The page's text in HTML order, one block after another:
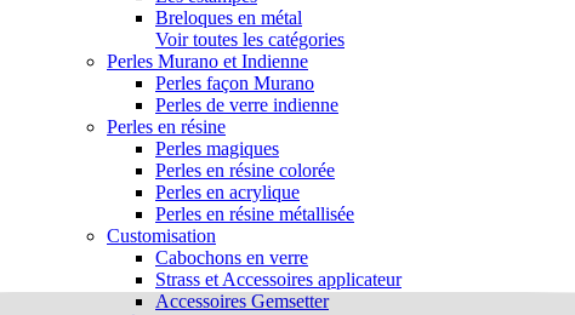
Breloques en métal
Voir toutes les catégories
Perles Murano et Indienne
Perles façon Murano
Perles de verre indienne
Perles en résine
Perles magiques
Perles en résine colorée
Perles en acrylique
Perles en résine métallisée
Customisation
Cabochons en verre
Strass et Accessoires applicateur
Accessoires Gemsetter